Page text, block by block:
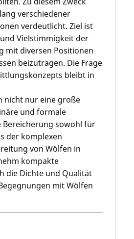
verschiedener
verdeutlicht. Ziel ist
Vielstimmigkeit der
mit diversen Positionen
beizutragen. Die Frage
bleibt in
nicht nur eine große
und formale
Bereicherung sowohl für
der komplexen
von Wölfen in
kompakte
die Dichte und Qualität
mit Wölfen